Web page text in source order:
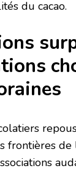
du cacao.
frontières de